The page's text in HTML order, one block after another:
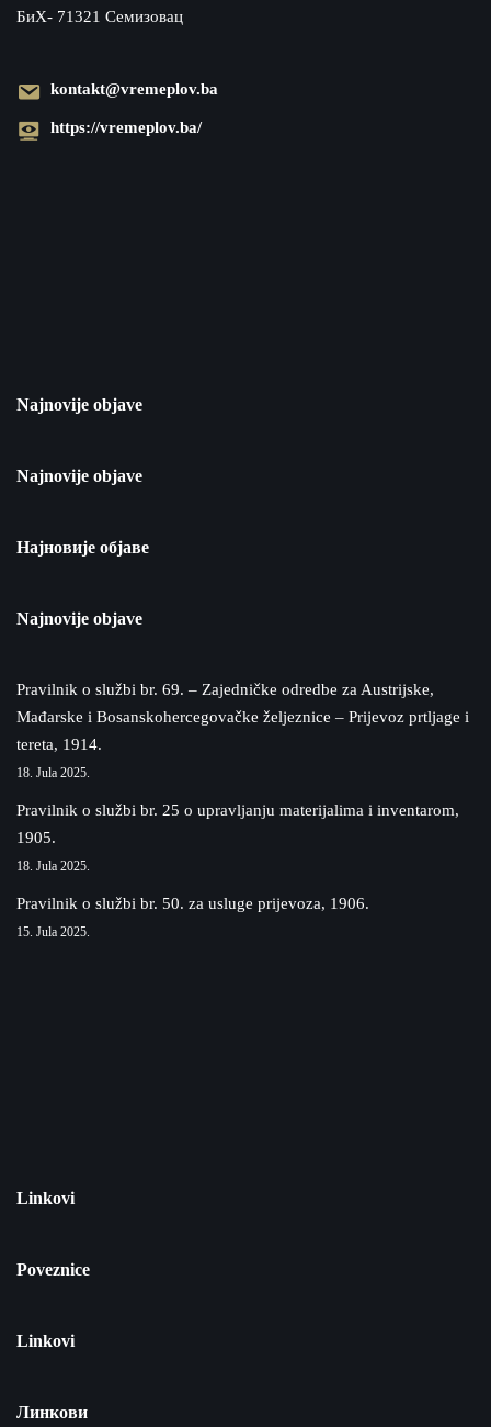
БиХ- 71321 Семизовац
kontakt@vremeplov.ba
https://vremeplov.ba/
Najnovije objave
Najnovije objave
Најновије објаве
Najnovije objave
Pravilnik o službi br. 69. – Zajedničke odredbe za Austrijske,
Mađarske i Bosanskohercegovačke željeznice – Prijevoz prtljage i
tereta, 1914.
18. Jula 2025.
Pravilnik o službi br. 25 o upravljanju materijalima i inventarom,
1905.
18. Jula 2025.
Pravilnik o službi br. 50. za usluge prijevoza, 1906.
15. Jula 2025.
Linkovi
Poveznice
Linkovi
Линкови